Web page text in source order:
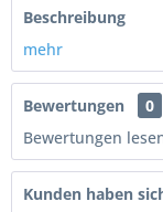
Beschreibung
mehr
Bewertungen
0
Bewertungen
Kunden haben